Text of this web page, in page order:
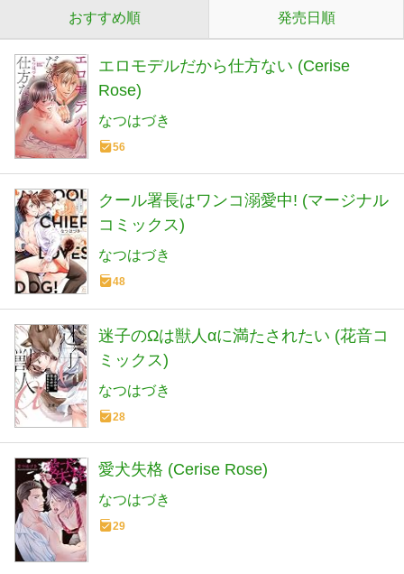
おすすめ順 発売日順
エロモデルだから仕方ない (Cerise
Rose)
なつはづき
56
クール署長はワンコ溺愛中! (マージナル
コミックス)
なつはづき
48
迷子のΩは獣人αに満たされたい (花音コ
ミックス)
なつはづき
28
愛犬失格 (Cerise Rose)
なつはづき
29